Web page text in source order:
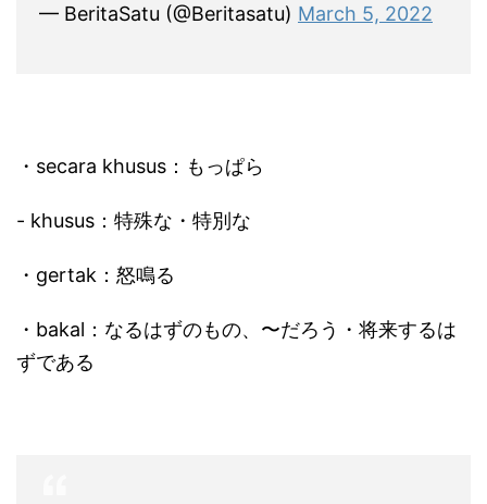
— BeritaSatu (@Beritasatu) March 5, 2022
・secara khusus：もっぱら
- khusus：特殊な・特別な
・gertak：怒鳴る
・bakal：なるはずのもの、〜だろう・将来するは
ずである